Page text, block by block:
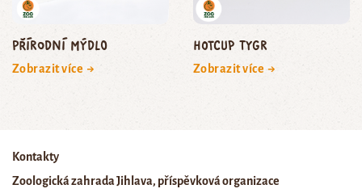
Přírodní mýdlo
Zobrazit více →
HOTCUP tygr
Zobrazit více →
Kontakty
Zoologická zahrada Jihlava, příspěvková organizace